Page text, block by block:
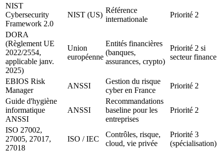
NIST
Cybersecurity
Framework 2.0
NIST (US)
Référence
internationale
Priorité 2
DORA
(Règlement UE
2022/2554,
applicable janv.
2025)
Union
européenne
Entités financières
(banques,
assurances, crypto)
Priorité 2 si
secteur finance
EBIOS Risk
Manager
ANSSI
Gestion du risque
cyber en France
Priorité 2
Guide d'hygiène
informatique
ANSSI
ANSSI
Recommandations
baseline pour les
entreprises
Priorité 2
ISO 27002,
27005, 27017,
27018
ISO / IEC
Contrôles, risque,
cloud, vie privée
Priorité 3
(spécialisation)